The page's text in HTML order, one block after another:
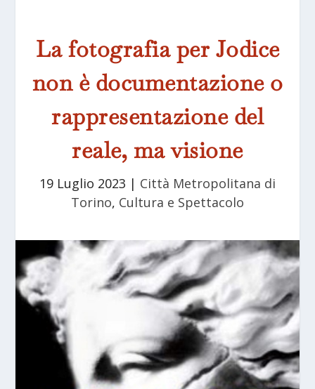
La fotografia per Jodice
non è documentazione o
rappresentazione del
reale, ma visione
19 Luglio 2023 | Città Metropolitana di
Torino, Cultura e Spettacolo